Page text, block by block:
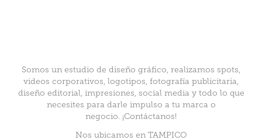
Somos un estudio de diseño gráfico, realizamos spots,
videos corporativos, logotipos, fotografía publicitaria,
diseño editorial, impresiones, social media y todo lo que
necesites para darle impulso a tu marca o
negocio. ¡Contáctanos!
Nos ubicamos en TAMPICO